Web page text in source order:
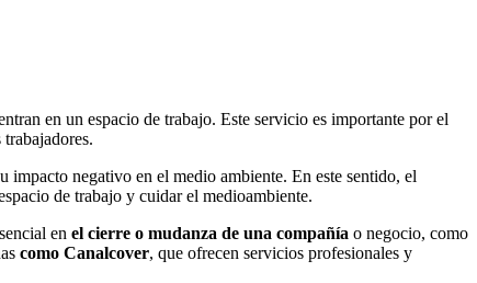
en un espacio de trabajo. Este servicio es importante por el
impacto negativo en el medio ambiente. En este sentido, el
de trabajo y cuidar el medioambiente.
en el cierre o mudanza de una compañía o negocio, como
como Canalcover, que ofrecen servicios profesionales y